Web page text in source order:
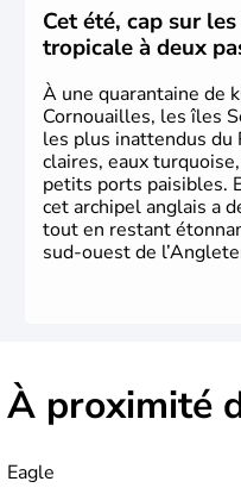
L'Angleterre est l’une
Royaume-Uni. Elle est
d’habitants, les Anglais,
84% de la population de
Xème siècle et
germanique installé sur
parlementaire au
l’essor industriel du
Cet été, cap sur
tropicale à deux
À une quarantaine de
Cornouailles, les îles
les plus inattendus du
claires, eaux
petits ports paisibles.
cet archipel anglais a
tout en restant
sud-ouest de
À proximité
Eagle